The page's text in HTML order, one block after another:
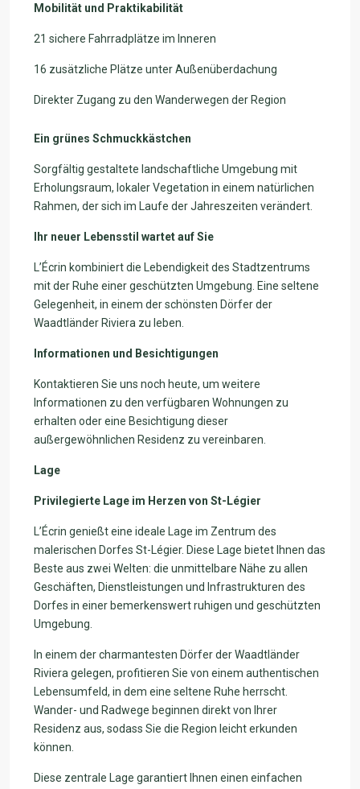
Mobilität und Praktikabilität
21 sichere Fahrradplätze im Inneren
16 zusätzliche Plätze unter Außenüberdachung
Direkter Zugang zu den Wanderwegen der Region
Ein grünes Schmuckkästchen
Sorgfältig gestaltete landschaftliche Umgebung mit
Erholungsraum, lokaler Vegetation in einem natürlichen
Rahmen, der sich im Laufe der Jahreszeiten verändert.
Ihr neuer Lebensstil wartet auf Sie
L’Écrin kombiniert die Lebendigkeit des Stadtzentrums
mit der Ruhe einer geschützten Umgebung. Eine seltene
Gelegenheit, in einem der schönsten Dörfer der
Waadtländer Riviera zu leben.
Informationen und Besichtigungen
Kontaktieren Sie uns noch heute, um weitere
Informationen zu den verfügbaren Wohnungen zu
erhalten oder eine Besichtigung dieser
außergewöhnlichen Residenz zu vereinbaren.
Lage
Privilegierte Lage im Herzen von St-Légier
L’Écrin genießt eine ideale Lage im Zentrum des
malerischen Dorfes St-Légier. Diese Lage bietet Ihnen das
Beste aus zwei Welten: die unmittelbare Nähe zu allen
Geschäften, Dienstleistungen und Infrastrukturen des
Dorfes in einer bemerkenswert ruhigen und geschützten
Umgebung.
In einem der charmantesten Dörfer der Waadtländer
Riviera gelegen, profitieren Sie von einem authentischen
Lebensumfeld, in dem eine seltene Ruhe herrscht.
Wander- und Radwege beginnen direkt von Ihrer
Residenz aus, sodass Sie die Region leicht erkunden
können.
Diese zentrale Lage garantiert Ihnen einen einfachen